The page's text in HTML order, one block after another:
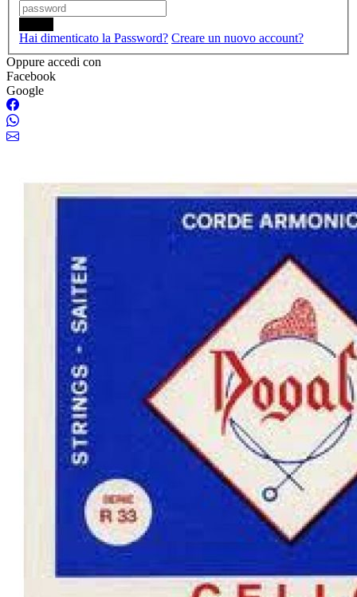
Hai dimenticato la Password? Creare un nuovo account?
Oppure accedi con
Facebook
Google